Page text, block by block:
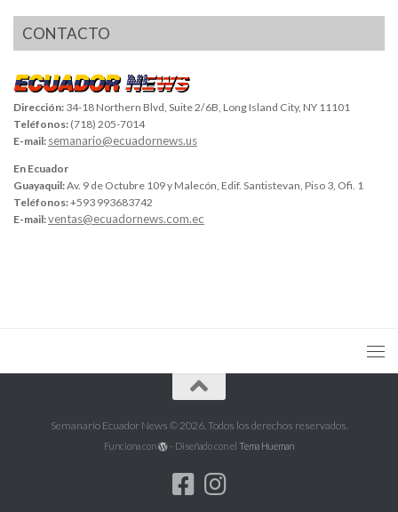
CONTACTO
Dirección: 34-18 Northern Blvd, Suite 2/6B, Long Island City, NY 11101
Teléfonos: (718) 205-7014
E-mail: semanario@ecuadornews.us
En Ecuador
Guayaquil:Av. 9 de Octubre 109 y Malecón, Edif. Santistevan, Piso 3, Ofi. 1
Teléfonos:+593 993683742
E-mail:ventas@ecuadornews.com.ec
Semanario Ecuador News © 2026. Todos los derechos reservados.
Funciona con - Diseñado con el Tema Hueman